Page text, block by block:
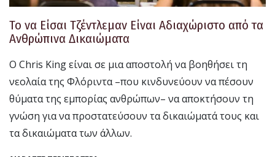
Το να Είσαι Τζέντλεμαν Είναι Αδιαχώριστο από τα
Ανθρώπινα Δικαιώματα
Ο Chris King είναι σε μια αποστολή να βοηθήσει τη
νεολαία της Φλόριντα –που κινδυνεύουν να πέσουν
θύματα της εμπορίας ανθρώπων– να αποκτήσουν τη
γνώση για να προστατεύσουν τα δικαιώματά τους και
τα δικαιώματα των άλλων.